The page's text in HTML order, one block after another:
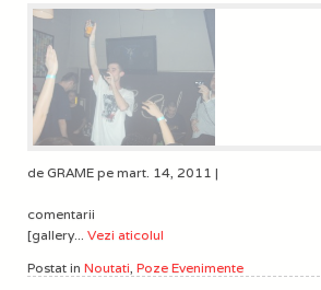
de GRAME pe mart. 14, 2011 |
comentarii
[gallery... Vezi aticolul
Postat in Noutati, Poze Evenimente